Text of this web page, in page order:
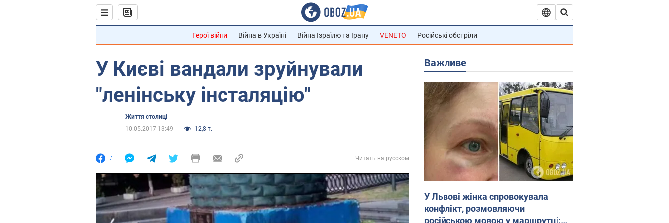
Герої війни Війна в Україні Війна Ізраїлю та Ірану VENETO Російські обстріли
У Києві вандали зруйнували
"ленінську інсталяцію"
Життя столиці
10.05.2017 13:49
12,8 т.
7 Читать на русском
Важливе
У Львові жінка спровокувала
конфлікт, розмовляючи
російською мовою у маршрутці: